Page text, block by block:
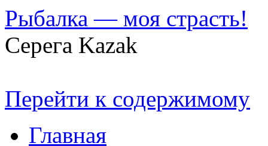
Рыбалка — моя страсть!
Серега Kazak
Перейти к содержимому
Главная